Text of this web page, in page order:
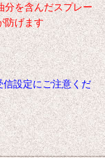
分を含んだスプレー
防げます
設定にご注意くだ